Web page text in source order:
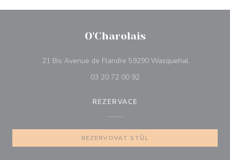
O'Charolais
21 Bis Avenue de Flandre 59290 Wasquehal((otevře se v
03 20 72 00 92
REZERVACE
REZERVOVAT STŮL